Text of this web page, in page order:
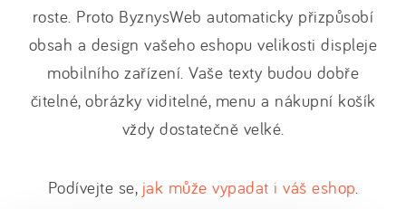
roste. Proto ByznysWeb automaticky přizpůsobí
obsah a design vašeho eshopu velikosti displeje
mobilního zařízení. Vaše texty budou dobře
čitelné, obrázky viditelné, menu a nákupní košík
vždy dostatečně velké.
Podívejte se, jak může vypadat i váš eshop